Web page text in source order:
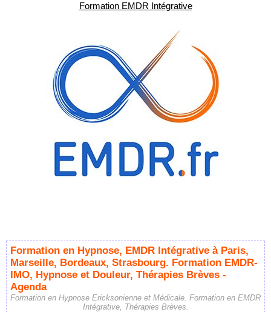
Formation EMDR Intégrative
Formation en Hypnose, EMDR Intégrative à Paris,
Marseille, Bordeaux, Strasbourg. Formation EMDR-
IMO, Hypnose et Douleur, Thérapies Brèves -
Agenda
Formation en Hypnose Ericksonienne et Médicale. Formation en EMDR
Intégrative, Thérapies Brèves.